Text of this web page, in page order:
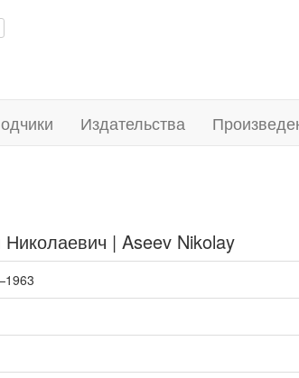
Издательства
| Aseev Nikolay